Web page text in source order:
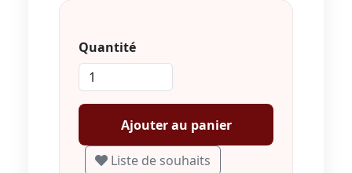
Quantité
Ajouter au panier
Liste de souhaits